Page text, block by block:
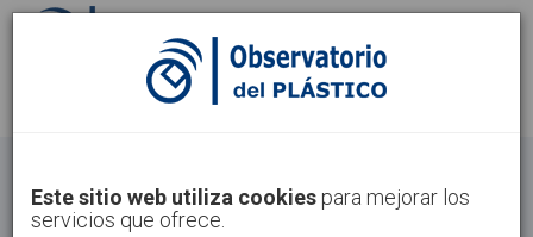
Identifícate Regístrate
Inicio Sectores Otros
Este sitio web utiliza cookies para mejorar los
servicios que ofrece.